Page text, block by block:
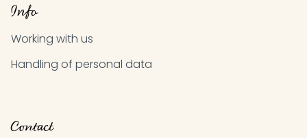
Info
Working with us
Handling of personal data
Contact